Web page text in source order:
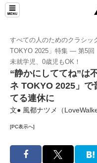
すべての人のためのクラシッ
TOKYO 2025」特集 ― 第5回
未就学児、0歳児もOK！
“静かにしててね”は
ネ TOKYO 2025」で
てる連休に
文● 風都ナツメ（
[PC表示へ]